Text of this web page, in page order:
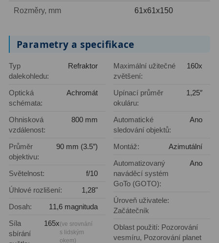
Zaostřovací masky
Komponenty
Helical výtahy
Okulárové výtahy44
Primární zrcadla
Sekundární zrcadla
Pozorovací dalekohledy
Kompaktní
Rozměry, mm 61x61x150
Parametry a specifikace
Typ
dalekohledu:
Refraktor
Optická
schémata:
Achromát
Ohnisková
vzdálenost:
800 mm
Průměr
objektivu:
90 mm (3.5″)
Světelnost:
f/10
Úhlové rozlišení:
1,28"
Dosah:
11,6 magnituda
Síla
sbírání
165x(ve srovnání
s lidským
okem)
Maximální užitečné
zvětšení:
160x
Upínací průměr
okuláru:
1,25″
Automatické
sledování objektů:
Ano
Montáž:
Azimutální
Automatizovaný
naváděcí systém
GoTo (GOTO):
Ano
Úroveň uživatele:
Začátečník
Oblast použití: Pozorování
vesmíru, Pozorování planet